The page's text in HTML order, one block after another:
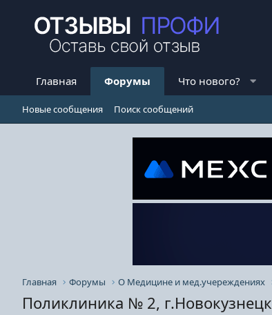
Главная Форумы Что нового?
Новые сообщения Поиск сообщений
Главная Форумы О Медицине и мед.учереждениях
Поликлиника № 2, г.Новокузнецк